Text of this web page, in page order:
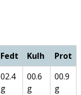
Fedt Kulh
Prot
02.4
g
00.6
g
00.9
g